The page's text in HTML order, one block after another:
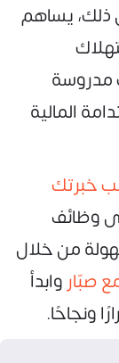
ذلك، يساهم
مدروسة
المالية
خبرتك
وظائف
من خلال
صبّار وابدأ
ونجاحًا.